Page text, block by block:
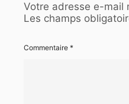
Votre adresse e-mail
Les champs
Commentaire *